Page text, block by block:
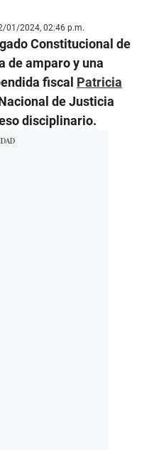
01/2024, 02:46 p.m.
Constitucional de
de amparo y una
fiscal Patricia
de Justicia
disciplinario.